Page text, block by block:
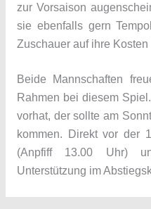
zur Vorsaison
sie ebenfalls gern
Zuschauer auf ihre Kosten
Beide Mannschaften
Rahmen bei diesem
vorhat, der sollte am
kommen. Direkt vor der
(Anpfiff 13.00 Uhr)
Unterstützung im